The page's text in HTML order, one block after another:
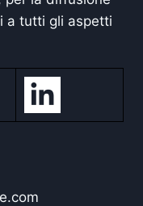
a tutti gli aspetti